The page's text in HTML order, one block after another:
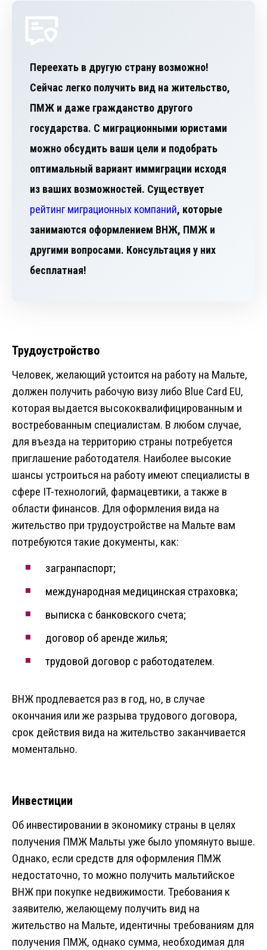
Переехать в другую страну возможно!
Сейчас легко получить вид на жительство,
ПМЖ и даже гражданство другого
государства. С миграционными юристами
можно обсудить ваши цели и подобрать
оптимальный вариант иммиграции исходя
из ваших возможностей. Существует
рейтинг миграционных компаний, которые
занимаются оформлением ВНЖ, ПМЖ и
другими вопросами. Консультация у них
бесплатная!
Трудоустройство
Человек, желающий устоится на работу на Мальте,
должен получить рабочую визу либо Blue Card EU,
которая выдается высококвалифицированным и
востребованным специалистам. В любом случае,
для въезда на территорию страны потребуется
приглашение работодателя. Наиболее высокие
шансы устроиться на работу имеют специалисты в
сфере IT-технологий, фармацевтики, а также в
области финансов. Для оформления вида на
жительство при трудоустройстве на Мальте вам
потребуются такие документы, как:
загранпаспорт;
международная медицинская страховка;
выписка с банковского счета;
договор об аренде жилья;
трудовой договор с работодателем.
ВНЖ продлевается раз в год, но, в случае
окончания или же разрыва трудового договора,
срок действия вида на жительство заканчивается
моментально.
Инвестиции
Об инвестировании в экономику страны в целях
получения ПМЖ Мальты уже было упомянуто выше.
Однако, если средств для оформления ПМЖ
недостаточно, то можно получить мальтийское
ВНЖ при покупке недвижимости. Требования к
заявителю, желающему получить вид на
жительство на Мальте, идентичны требованиям для
получения ПМЖ, однако сумма, необходимая для